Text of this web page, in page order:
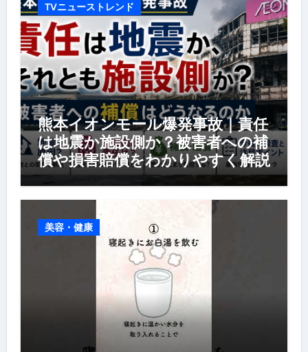
TVニューストレンド
熊本イオンモール爆発事故｜責任
は地震か施設側か？被害者への補
償や損害賠償をわかりやすく解説
美容・健康